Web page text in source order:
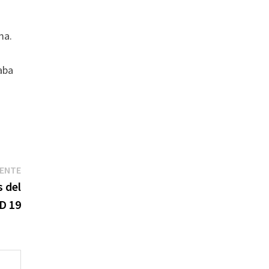
Entrada
siguiente:
del
19